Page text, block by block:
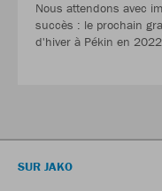
Nous attendons avec
succès : le prochain
d'hiver à Pékin en
SUR JAKO